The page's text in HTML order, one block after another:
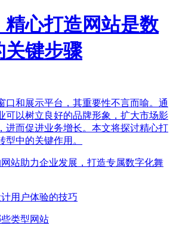
精心打造网站是数
关键步骤
口和展示平台，其重要性不言而喻。通
可以树立良好的品牌形象，扩大市场影
进而促进业务增长。本文将探讨精心打
中的关键作用。
站助力企业发展，打造专属数字化舞
用户体验的技巧
类型网站